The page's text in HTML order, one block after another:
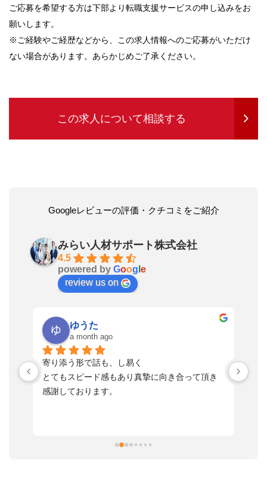
ご応募を希望する方は下部より転職支援サービスの申し込みをお
願いします。
※ご経験やご経歴などから、この求人情報へのご応募がいただけ
ない場合があります。あらかじめご了承ください。
この求人について相談する
Googleレビューの評価・クチコミをご紹介
みらい人材サポート株式会社
4.5
powered by Goog e
review us on
ゆうた
a month ago
寄り添う形で話も、し易く
とてもスピード感もあり真摯に向き合って頂き
感謝しております。